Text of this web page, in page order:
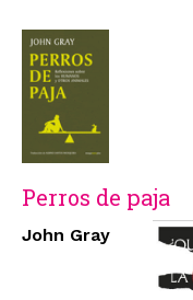
Perros de paja
John Gray